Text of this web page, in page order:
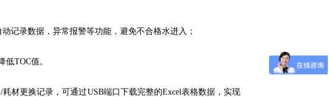
动记录数据，异常报警等功能，避免不合格水进入；
低TOC值。
耗材更换记录，可通过USB端口下载完整的Excel表格数据，实现